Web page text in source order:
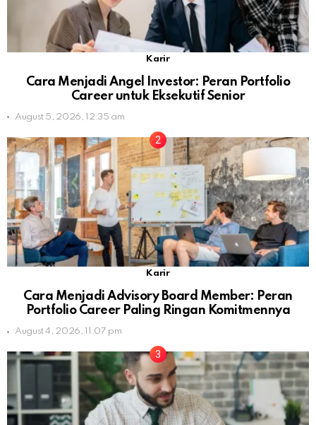
Karir
Cara Menjadi Angel Investor: Peran Portfolio
Career untuk Eksekutif Senior
August 5, 2026, 12:35 am
Karir
Cara Menjadi Advisory Board Member: Peran
Portfolio Career Paling Ringan Komitmennya
August 4, 2026, 11:07 pm